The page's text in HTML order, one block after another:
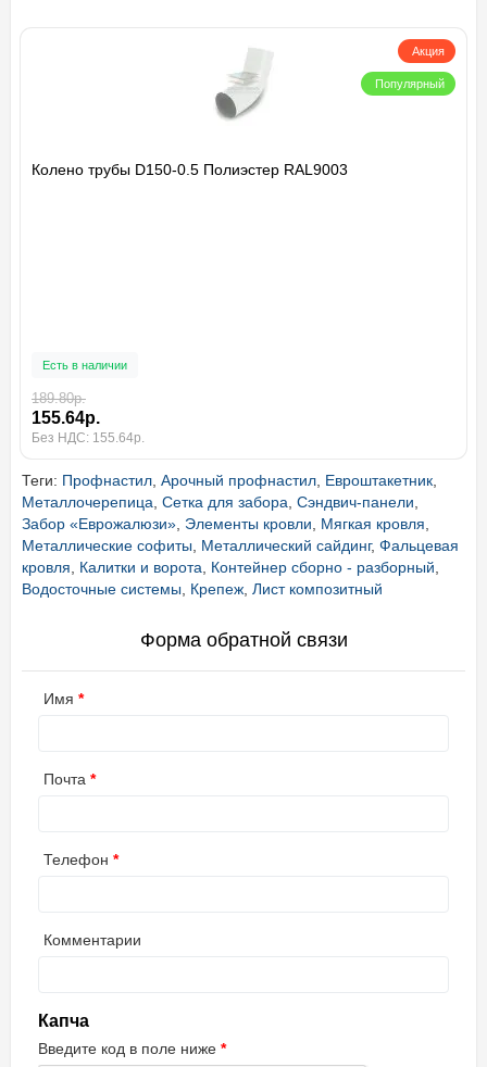
Акция
Популярный
Колено трубы D150-0.5 Полиэстер RAL9003
Есть в наличии
189.80р.
155.64р.
Без НДС: 155.64р.
Теги: Профнастил, Арочный профнастил, Евроштакетник,
Металлочерепица, Сетка для забора, Сэндвич-панели,
Забор «Еврожалюзи», Элементы кровли, Мягкая кровля,
Металлические софиты, Металлический сайдинг, Фальцевая
кровля, Калитки и ворота, Контейнер сборно - разборный,
Водосточные системы, Крепеж, Лист композитный
Форма обратной связи
Имя
Почта
Телефон
Комментарии
Капча
Введите код в поле ниже